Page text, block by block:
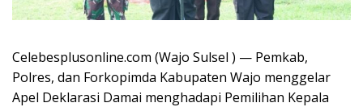
Celebesplusonline.com (Wajo Sulsel ) — Pemkab,
Polres, dan Forkopimda Kabupaten Wajo menggelar
Apel Deklarasi Damai menghadapi Pemilihan Kepala